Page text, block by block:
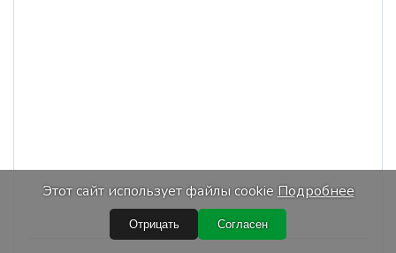
Этот сайт использует файлы cookieПодробнее
Отрицать Согласен